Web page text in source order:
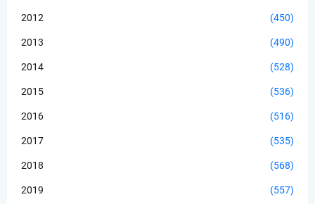
2012 (450)
2013 (490)
2014 (528)
2015 (536)
2016 (516)
2017 (535)
2018 (568)
2019 (557)